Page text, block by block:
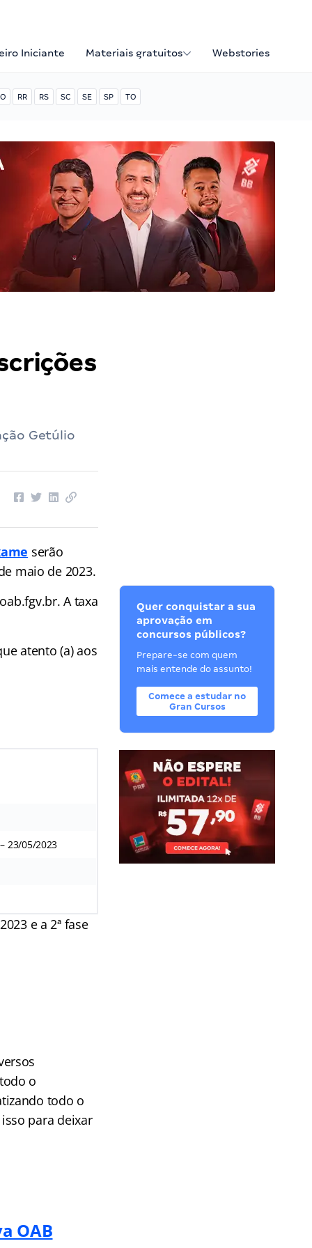
Iniciante Materiais gratuitos Webstories
RR RS SC SE SP TO
Getúlio
serão
maio de 2023.
A taxa
atento (a) aos
23/05/2023
e a 2ª fase
o
todo o
para deixar
OAB
Quer conquistar a sua
aprovação em
concursos públicos?
Prepare-se com quem
mais entende do assunto!
Comece a estudar no
Gran Cursos